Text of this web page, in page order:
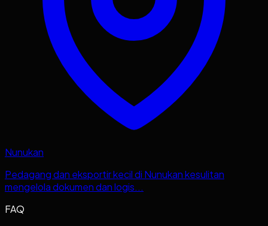
Nunukan
Pedagang dan eksportir kecil di Nunukan kesulitan
mengelola dokumen dan logis...
FAQ